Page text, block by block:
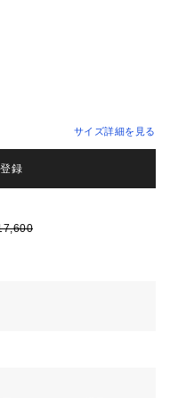
サイズ詳細を見る
録